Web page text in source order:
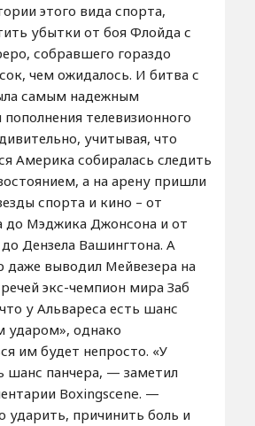
этого вида спорта,
убытки от боя Флойда с
собравшего гораздо
чем ожидалось. И битва с
самым надежным
телевизионного
учитывая, что
Америка собиралась следить
а на арену пришли
спорта и кино – от
до Мэджика Джонсона и от
Дензела Вашингтона. А
даже выводил Мейвезера на
экс-чемпион мира Заб
у Альвареса есть шанс
ударом», однако
им будет непросто. «У
шанс панчера, — заметил
Boxingscene. —
ударить, причинить боль и